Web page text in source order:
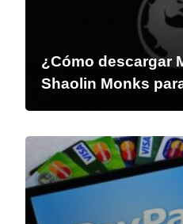
¿Cómo descargar
Shaolin Monks